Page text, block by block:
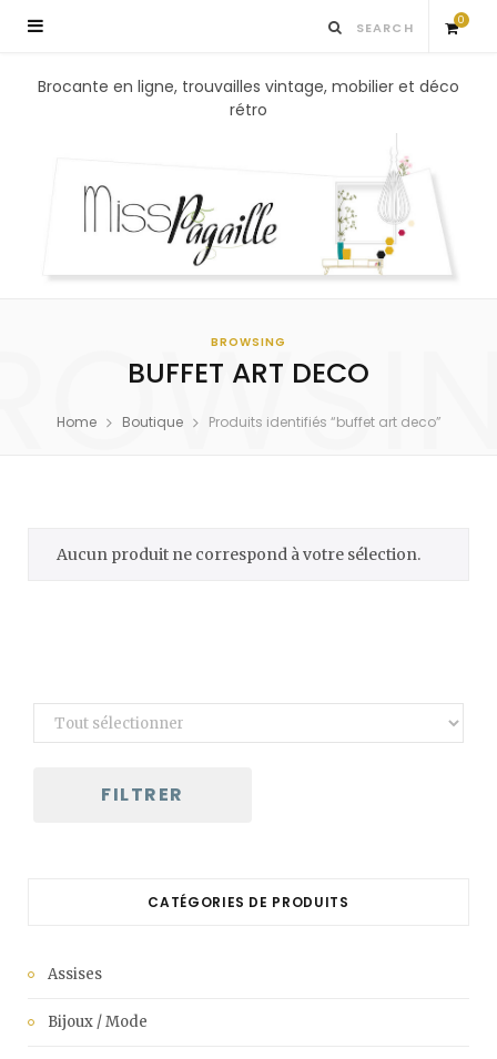
0
S
p
Brocante en ligne, trouvailles vintage, mobilier et déco
rétro
BROWSING
BUFFET ART DECO
Home Boutique Produits identifiés “buffet art deco”
Aucun produit ne correspond à votre sélection.
FILTRER
CATÉGORIES DE PRODUITS
Assises
Bijoux / Mode